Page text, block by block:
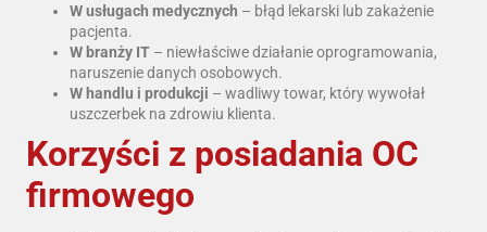
W usługach medycznych – błąd lekarski lub zakażenie
pacjenta.
W branży IT – niewłaściwe działanie oprogramowania,
naruszenie danych osobowych.
W handlu i produkcji – wadliwy towar, który wywołał
uszczerbek na zdrowiu klienta.
Korzyści z posiadania OC
firmowego